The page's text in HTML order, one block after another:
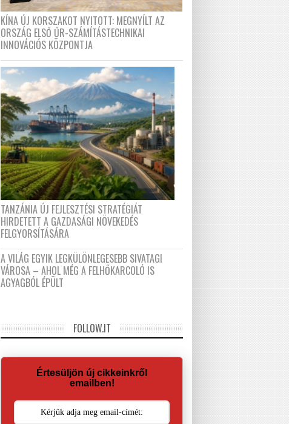
KÍNA ÚJ KORSZAKOT NYITOTT: MEGNYÍLT AZ
ORSZÁG ELSŐ ŰR-SZÁMÍTÁSTECHNIKAI
INNOVÁCIÓS KÖZPONTJA
TANZÁNIA ÚJ FEJLESZTÉSI STRATÉGIÁT
HIRDETETT A GAZDASÁGI NÖVEKEDÉS
FELGYORSÍTÁSÁRA
A VILÁG EGYIK LEGKÜLÖNLEGESEBB SIVATAGI
VÁROSA – AHOL MÉG A FELHŐKARCOLÓ IS
AGYAGBÓL ÉPÜLT
FOLLOW.IT
Értesüljön új cikkeinkről
emailben!